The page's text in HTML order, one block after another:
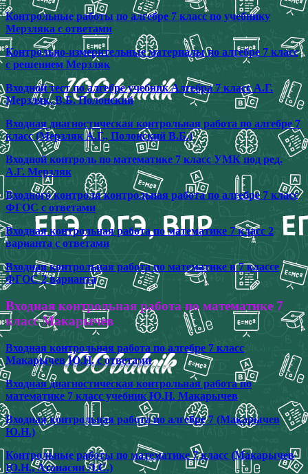
Контрольные работы по алгебре 7 класс по учебнику
Мерзляка с ответами
Контрольно-измерительные материалы по алгебре 7 класс
с решением Мерзляк
Входной тест по алгебре учебник Алгебра 7 класс А.Г.
Мерзляк, В,Б. Полонский
Входная диагностическая контрольная работа по алгебре 7
класс (Мерзляк А.Г., Полонский В.Б.)
Входной контроль по математике 7 класс УМК под ред.
А.Г. Мерзляк
Входного контроля контрольная работа по алгебре 7 класс
ФГОС с ответами
Входная контрольная работа по математике 7 класс 2
варианта с ответами
Входная контрольная работа по математике в 7 классе
ФГОС 2 варианта
Входная контрольная работа по математике 7
класс Макарычев
Входная контрольная работа по алгебре 7 класс
Макарычев Ю.Н. с ответами
Входная диагностическая контрольная работа по
математике 7 класс учебник Ю.Н. Макарычев
Входная контрольная работа по алгебре 7 (Макарычев
Ю.Н.)
Контрольные работы по математике 7 класс (Макарычев
Ю.Н., Атанасян Л.С.)